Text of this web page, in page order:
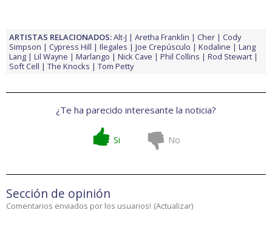
ARTISTAS RELACIONADOS:Alt-J Aretha Franklin Cher
Cody
Simpson
Cypress Hill Ilegales Joe Crepúsculo Kodaline
Lang
Lang
Lil Wayne Marlango Nick Cave Phil Collins
Rod Stewart
Soft Cell
The Knocks Tom Petty
¿Te ha parecido interesante la noticia?
Si No
Sección de opinión
Comentarios enviados por los usuarios! (Actualizar)